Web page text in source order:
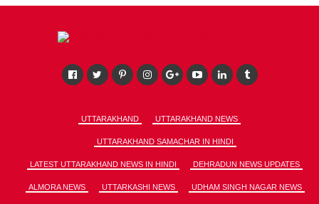
UTTARAKHAND UTTARAKHAND NEWS
UTTARAKHAND SAMACHAR IN HINDI
LATEST UTTARAKHAND NEWS IN HINDI DEHRADUN NEWS UPDATES
ALMORA NEWS UTTARKASHI NEWS UDHAM SINGH NAGAR NEWS